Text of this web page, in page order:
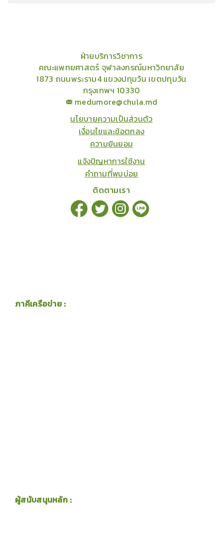
ฝ่ายบริการวิชาการ
คณะแพทยศาสตร์ จุฬาลงกรณ์มหาวิทยาลัย
1873 ถนนพระราม4 แขวงปทุมวัน เขตปทุมวัน
กรุงเทพฯ 10330
medumore@chula.md
นโยบายความเป็นส่วนตัว
เงื่อนไขและข้อตกลง
ความยินยอม
แจ้งปัญหาการใช้งาน
คำถามที่พบบ่อย
ติดตามเรา
ภาคีเครือข่าย :
ผู้สนับสนุนหลัก :